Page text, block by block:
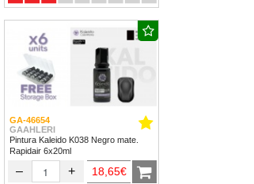
GA-46654
GAAHLERI
Pintura Kaleido K038 Negro mate.
Rapidair 6x20ml
– + 18,65€